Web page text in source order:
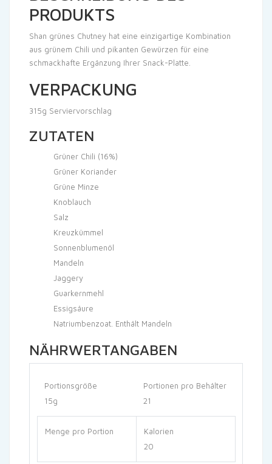
PRODUKTS
Shan grünes Chutney hat eine einzigartige Kombination
aus grünem Chili und pikanten Gewürzen für eine
schmackhafte Ergänzung Ihrer Snack-Platte.
VERPACKUNG
315g Serviervorschlag
ZUTATEN
Grüner Chili (16%)
Grüner Koriander
Grüne Minze
Knoblauch
Salz
Kreuzkümmel
Sonnenblumenöl
Mandeln
Jaggery
Guarkernmehl
Essigsäure
Natriumbenzoat. Enthält Mandeln
NÄHRWERTANGABEN
Portionsgröße
15g
Portionen pro Behälter
21
Menge pro Portion
Kalorien
20